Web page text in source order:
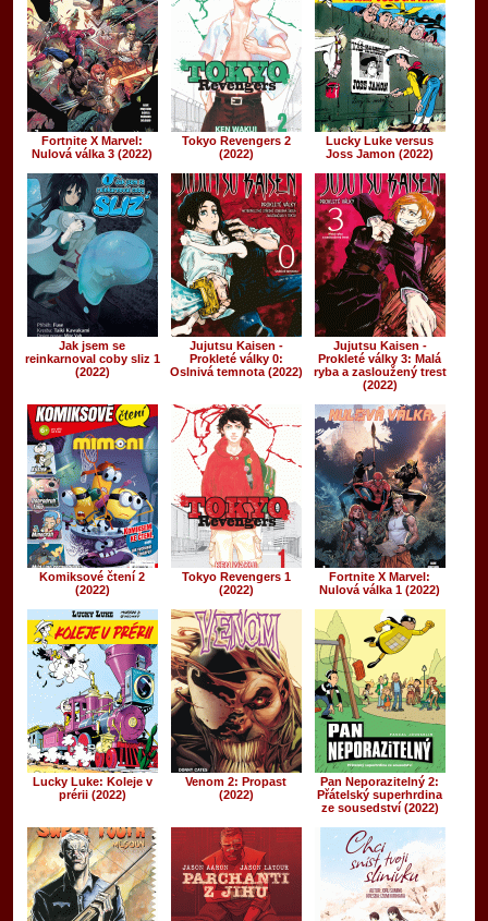
Fortnite X Marvel:
Nulová válka 3 (2022)
Tokyo Revengers 2
(2022)
Lucky Luke versus
Joss Jamon (2022)
Jak jsem se
reinkarnoval coby sliz 1
(2022)
Jujutsu Kaisen -
Prokleté války 0:
Oslnivá temnota (2022)
Jujutsu Kaisen -
Prokleté války 3: Malá
ryba a zasloužený trest
(2022)
Komiksové čtení 2
(2022)
Tokyo Revengers 1
(2022)
Fortnite X Marvel:
Nulová válka 1 (2022)
Lucky Luke: Koleje v
prérii (2022)
Venom 2: Propast
(2022)
Pan Neporazitelný 2:
Přátelský superhrdina
ze sousedství (2022)